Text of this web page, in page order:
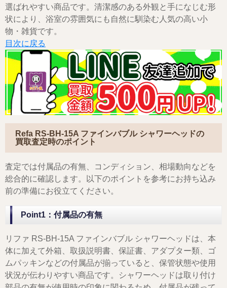
選ばれやすい商品です。清潔感のある外観と手になじむ形
状により、浴室の雰囲気にも自然に馴染む人気の高い小
物・雑貨です。
目次に戻る
Refa RS-BH-15A ファインバブル シャワーヘッドの
買取査定時のポイント
査定では付属品の有無、コンディション、相場動向などを
総合的に確認します。以下のポイントを参考にお持ち込み
前の準備にお役立てください。
Point1：付属品の有無
リファ RS-BH-15A ファインバブル シャワーヘッドは、本
体に加えて外箱、取扱説明書、保証書、アダプター類、ゴ
ムパッキンなどの付属品が揃っていると、保管状態や使用
状況が伝わりやすい商品です。シャワーヘッドは取り付け